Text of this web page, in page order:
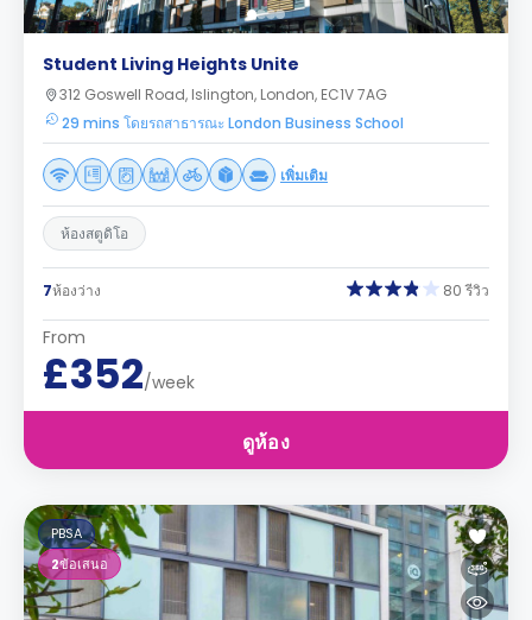
Student Living Heights Unite
312 Goswell Road, Islington, London, EC1V 7AG
29 mins โดยรถสาธารณะ London Business School
เพิ่มเติม
ห้องสตูดิโอ
7ห้องว่าง 80 รีวิว
From
£352/week
ดูห้อง
PBSA
2ข้อเสนอ